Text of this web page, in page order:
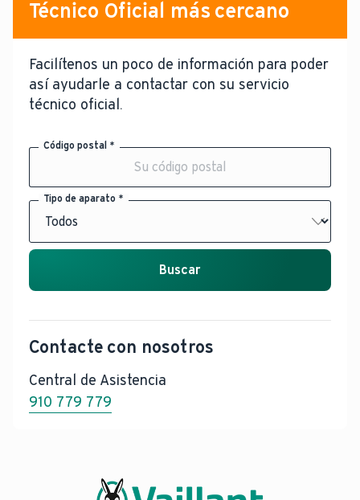
Técnico Oficial más cercano
Facilítenos un poco de información para poder
así ayudarle a contactar con su servicio
técnico oficial.
Código postal *
Tipo de aparato *
Buscar
Contacte con nosotros
Central de Asistencia
910 779 779